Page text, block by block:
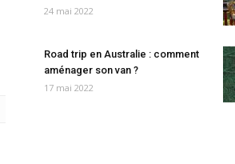
24 mai 2022
Road trip en Australie : comment
aménager son van ?
17 mai 2022